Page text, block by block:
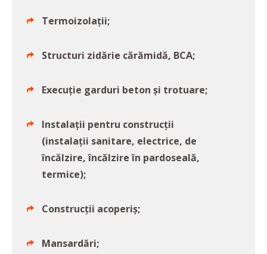
Termoizolații;
Structuri zidărie cărămidă, BCA;
Execuție garduri beton și trotuare;
Instalații pentru construcții
(instalații sanitare, electrice, de
încălzire, încălzire în pardoseală,
termice);
Construcții acoperiș;
Mansardări;